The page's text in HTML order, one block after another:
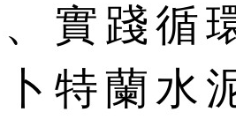
實踐循
特蘭水